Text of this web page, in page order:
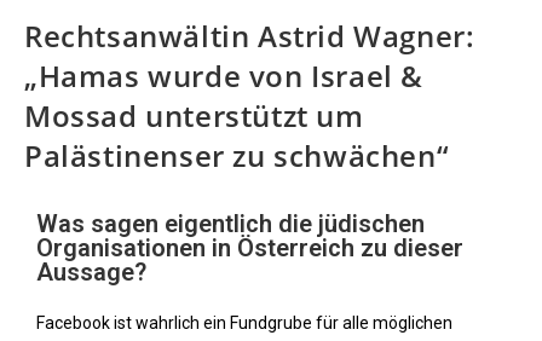
Rechtsanwältin Astrid Wagner:
„Hamas wurde von Israel &
Mossad unterstützt um
Palästinenser zu schwächen“
Was sagen eigentlich die jüdischen
Organisationen in Österreich zu dieser
Aussage?
Facebook ist wahrlich ein Fundgrube für alle möglichen